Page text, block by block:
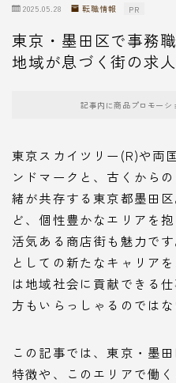
2025.05.28 転職情報 PR
東京・墨田区で事務
地域が息づく街の求
記事内に商品プロモー
東京スカイツリー(R)や両
ンドマークと、古くから
緒が共存する東京都墨田
ど、個性豊かなエリアを
活気ある商店街も魅力で
としての新たなキャリア
は地域社会に貢献できる
方もいらっしゃるのではな
この記事では、東京・墨
特徴や、このエリアで働